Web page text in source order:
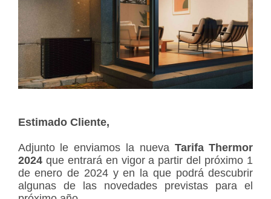
Estimado Cliente,
Adjunto le enviamos la nueva Tarifa Thermor
2024que entrará en vigor a partir del próximo 1
de enero de 2024 y en la que podrá descubrir
algunas de las novedades previstas para el